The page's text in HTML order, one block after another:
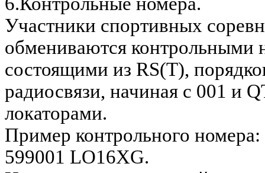
Участники спортивных
обмениваются контрольными
состоящими из RS(Т),
радиосвязи, начиная с 001 и
локаторами.
Пример контрольного
599001 LO16XG.